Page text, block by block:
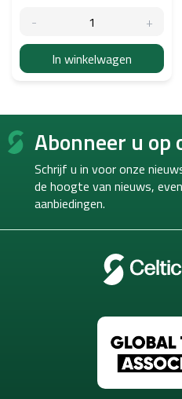
In winkelwagen
F
Abonneer u op
Schrijf u in voor onze
de hoogte van nieuws,
aanbiedingen.